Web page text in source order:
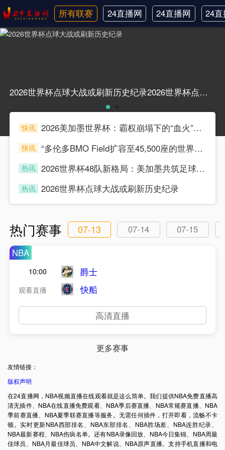
所有联赛
24直播网
日职联
24直播网
中甲
24
韩
2026世界杯点球大战或刷新历史纪录2026世界杯点球大战或刷新历史纪录
快讯
2026美加墨世界杯：霸权崩塌下的“血火”狂欢
快讯
“多伦多BMO Field扩容至45,500座的世界杯声场适配性仿真分析（2026）”
热讯
2026世界杯48队新格局：美加墨共筑足球盛宴，北美势力版图全面重构
热讯 2026世界杯点球大战或刷新历史纪录
热门赛事 07-13 07-14
07-15
NBA
10:00
观看直播
爵士
快船
高清直播
更多赛事
友情链接：
版权声明
在24直播网，NBA视频直播在线观看就是这么简单。我们提供NBA免费直播高
清无插件、NBA在线直播免费观看、NBA季后赛直播、NBA常规赛直播、NBA
季前赛直播、NBA夏季联赛直播等服务。无需任何插件，打开即看，流畅不卡
顿。实时更新NBA西部排名、NBA东部排名、NBA胜场差、NBA连胜纪录、
NBA最新赛程、NBA伤病名单。还有NBA录像回放、NBA今日集锦、NBA周最
佳球员、NBA月最佳球员、NBA中文解说、NBA原声直播。支持手机直播和电